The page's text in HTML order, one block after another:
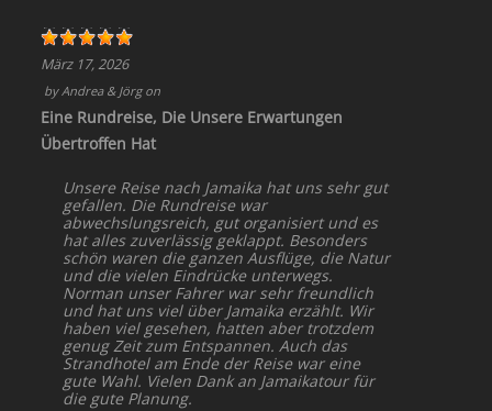
März 17, 2026
byAndrea & Jörgon
Eine Rundreise, Die Unsere Erwartungen
Übertroffen Hat
Unsere Reise nach Jamaika hat uns sehr gut
gefallen. Die Rundreise war
abwechslungsreich, gut organisiert und es
hat alles zuverlässig geklappt. Besonders
schön waren die ganzen Ausflüge, die Natur
und die vielen Eindrücke unterwegs.
Norman unser Fahrer war sehr freundlich
und hat uns viel über Jamaika erzählt. Wir
haben viel gesehen, hatten aber trotzdem
genug Zeit zum Entspannen. Auch das
Strandhotel am Ende der Reise war eine
gute Wahl. Vielen Dank an Jamaikatour für
die gute Planung.